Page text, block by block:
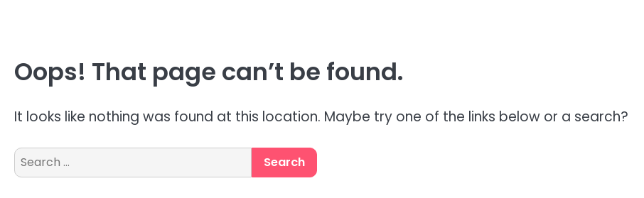
Oops! That page can’t be found.
It looks like nothing was found at this location. Maybe try one of the links below or a search?
Search
for: